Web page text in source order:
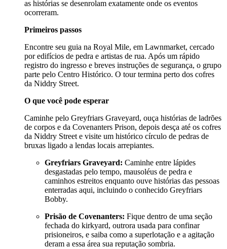
as histórias se desenrolam exatamente onde os eventos
ocorreram.
Primeiros passos
Encontre seu guia na Royal Mile, em Lawnmarket, cercado
por edifícios de pedra e artistas de rua. Após um rápido
registro do ingresso e breves instruções de segurança, o grupo
parte pelo Centro Histórico. O tour termina perto dos cofres
da Niddry Street.
O que você pode esperar
Caminhe pelo Greyfriars Graveyard, ouça histórias de ladrões
de corpos e da Covenanters Prison, depois desça até os cofres
da Niddry Street e visite um histórico círculo de pedras de
bruxas ligado a lendas locais arrepiantes.
Greyfriars Graveyard: Caminhe entre lápides
desgastadas pelo tempo, mausoléus de pedra e
caminhos estreitos enquanto ouve histórias das pessoas
enterradas aqui, incluindo o conhecido Greyfriars
Bobby.
Prisão de Covenanters: Fique dentro de uma seção
fechada do kirkyard, outrora usada para confinar
prisioneiros, e saiba como a superlotação e a agitação
deram a essa área sua reputação sombria.